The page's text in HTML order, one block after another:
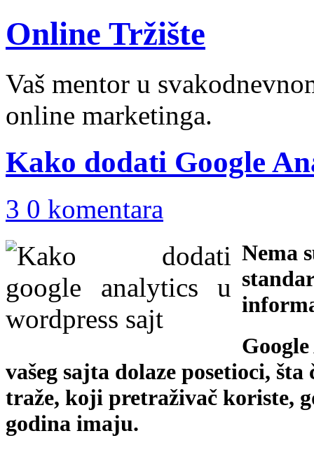
Online Tržište
Vaš mentor u
online marketinga.
Kako dodati Google
3 0 komentara
Nema
vašeg sajta dolaze posetioci,
traže, koji pretraživač koriste,
godina imaju.